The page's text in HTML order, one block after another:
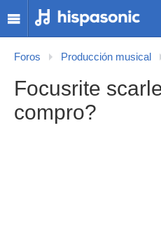
Foros Producción musical
Focusrite
compro?